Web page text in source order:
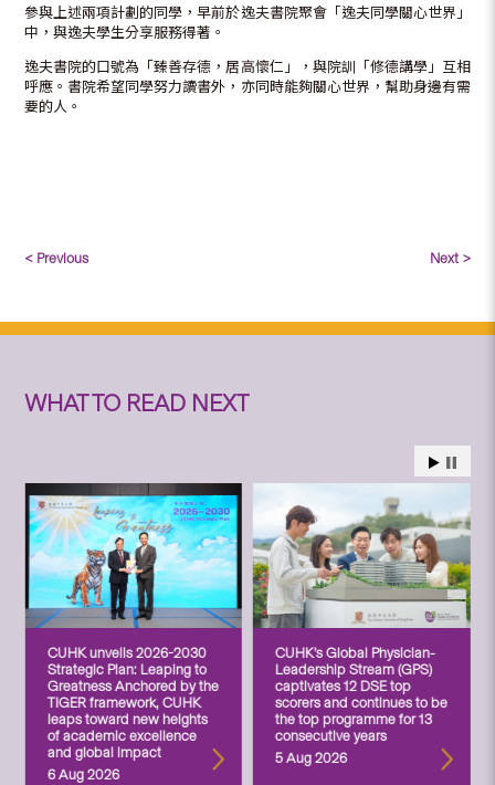
參與上述兩項計劃的同學，早前於逸夫書院聚會「逸夫同學關心世界」
中，與逸夫學生分享服務得著。
逸夫書院的口號為「臻善存德，居高懷仁」，與院訓「修德講學」互相
呼應。書院希望同學努力讀書外，亦同時能夠關心世界，幫助身邊有需
要的人。
< Previous Next >
WHAT TO READ NEXT
CUHK unveils 2026-2030
Strategic Plan: Leaping to
Greatness Anchored by the
TIGER framework, CUHK
leaps toward new heights
of academic excellence
and global impact
6 Aug 2026
CUHK’s Global Physician-
Leadership Stream (GPS)
captivates 12 DSE top
scorers and continues to be
the top programme for 13
consecutive years
5 Aug 2026